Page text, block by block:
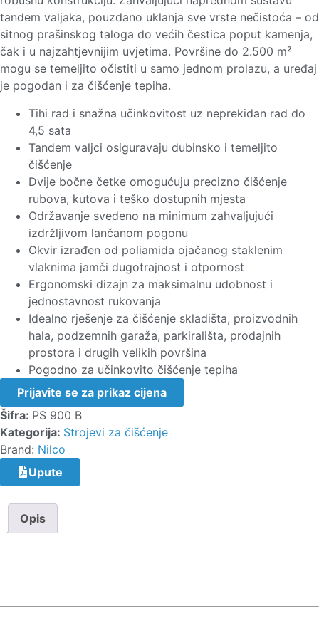
tandem valjaka, pouzdano uklanja sve vrste nečistoća – od
sitnog prašinskog taloga do većih čestica poput kamenja,
čak i u najzahtjevnijim uvjetima. Površine do 2.500 m²
mogu se temeljito očistiti u samo jednom prolazu, a uređaj
je pogodan i za čišćenje tepiha.
Tihi rad i snažna učinkovitost uz neprekidan rad do
4,5 sata
Tandem valjci osiguravaju dubinsko i temeljito
čišćenje
Dvije bočne četke omogućuju precizno čišćenje
rubova, kutova i teško dostupnih mjesta
Održavanje svedeno na minimum zahvaljujući
izdržljivom lančanom pogonu
Okvir izrađen od poliamida ojačanog staklenim
vlaknima jamči dugotrajnost i otpornost
Ergonomski dizajn za maksimalnu udobnost i
jednostavnost rukovanja
Idealno rješenje za čišćenje skladišta, proizvodnih
hala, podzemnih garaža, parkirališta, prodajnih
prostora i drugih velikih površina
Pogodno za učinkovito čišćenje tepiha
Prijavite se za prikaz cijena
Šifra: PS 900 B
Kategorija: Strojevi za čišćenje
Brand: Nilco
Upute
Opis